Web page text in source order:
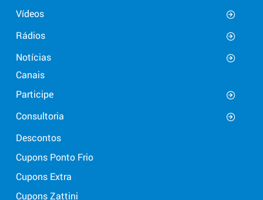
Vídeos
Rádios
Notícias
Canais
Participe
Consultoria
Descontos
Cupons Ponto Frio
Cupons Extra
Cupons Zattini